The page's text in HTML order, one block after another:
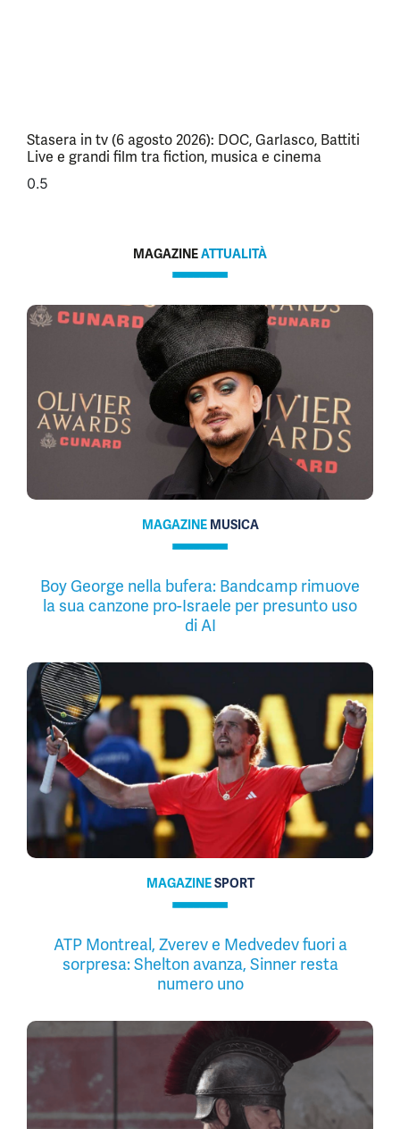
Stasera in tv (6 agosto 2026): DOC, Garlasco, Battiti
Live e grandi film tra fiction, musica e cinema
MAGAZINEATTUALITÀ
MAGAZINE MUSICA
Boy George nella bufera: Bandcamp rimuove
la sua canzone pro-Israele per presunto uso
di AI
MAGAZINESPORT
ATP Montreal, Zverev e Medvedev fuori a
sorpresa: Shelton avanza, Sinner resta
numero uno